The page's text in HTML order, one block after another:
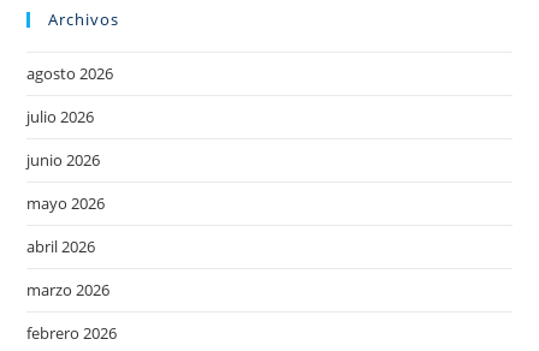
Archivos
agosto 2026
julio 2026
junio 2026
mayo 2026
abril 2026
marzo 2026
febrero 2026